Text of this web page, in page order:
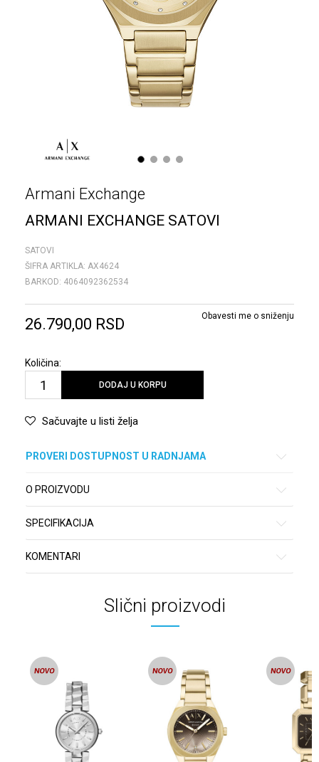
1 2 3 4
Armani Exchange
ARMANI EXCHANGE SATOVI
SATOVI
ŠIFRA ARTIKLA: AX4624
BARKOD: 4064092362534
26.790,00 RSD Obavesti me o sniženju
Količina:
DODAJ U KORPU
Sačuvajte u listi želja
PROVERI DOSTUPNOST U RADNJAMA
O PROIZVODU
SPECIFIKACIJA
KOMENTARI
Slični proizvodi